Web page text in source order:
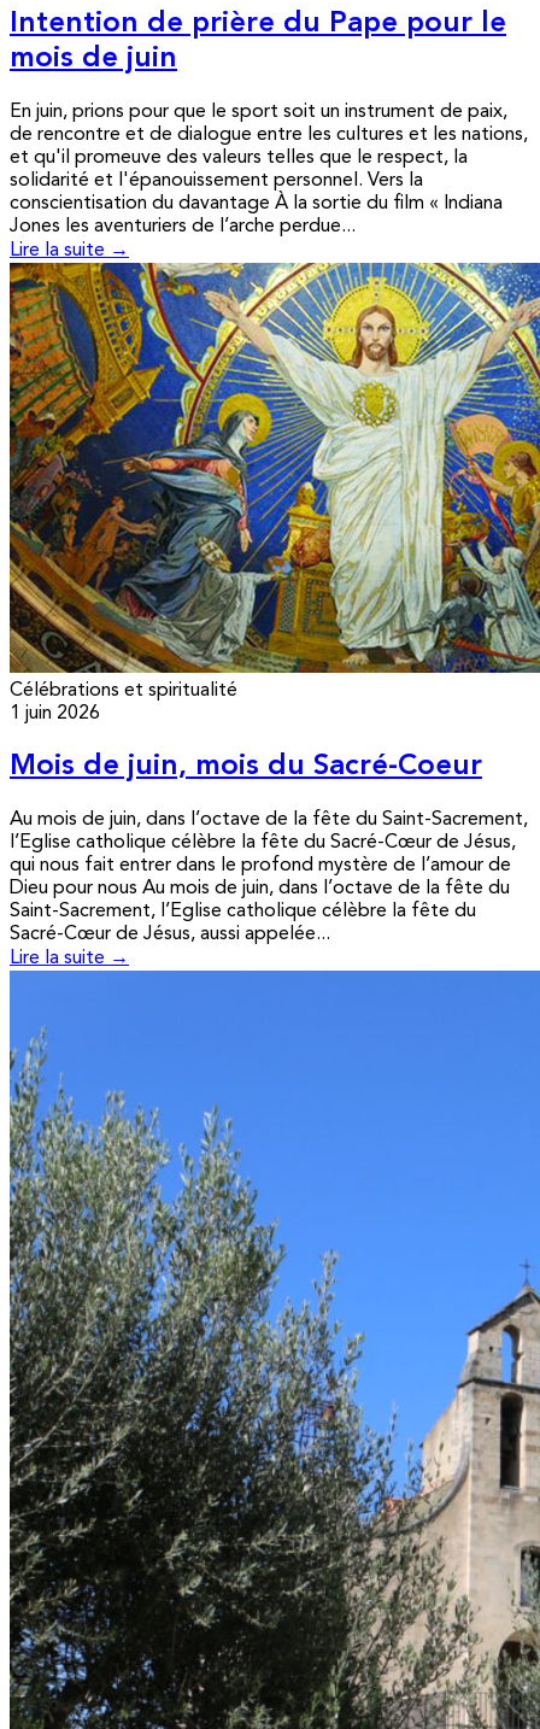
Intention de prière du Pape pour le
mois de juin
En juin, prions pour que le sport soit un instrument de paix,
de rencontre et de dialogue entre les cultures et les nations,
et qu'il promeuve des valeurs telles que le respect, la
solidarité et l'épanouissement personnel. Vers la
conscientisation du davantage À la sortie du film « Indiana
Jones les aventuriers de l’arche perdue...
Lire la suite →
Célébrations et spiritualité
1 juin 2026
Mois de juin, mois du Sacré-Coeur
Au mois de juin, dans l’octave de la fête du Saint-Sacrement,
l’Eglise catholique célèbre la fête du Sacré-Cœur de Jésus,
qui nous fait entrer dans le profond mystère de l’amour de
Dieu pour nous Au mois de juin, dans l’octave de la fête du
Saint-Sacrement, l’Eglise catholique célèbre la fête du
Sacré-Cœur de Jésus, aussi appelée...
Lire la suite →